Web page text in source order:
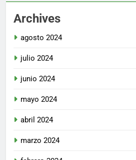
Archives
agosto 2024
julio 2024
junio 2024
mayo 2024
abril 2024
marzo 2024